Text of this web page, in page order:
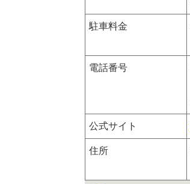
駐車料金
電話番号
公式サイト
住所